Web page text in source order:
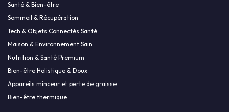
Santé & Bien-être
Sommeil & Récupération
Tech & Objets Connectés Santé
Maison & Environnement Sain
Nutrition & Santé Premium
Bien-être Holistique & Doux
Appareils minceur et perte de graisse
Bien-être thermique